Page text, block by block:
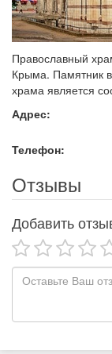
Православный
Крыма. Памятник
храма является
Адрес:
Телефон:
Отзывы
Добавить